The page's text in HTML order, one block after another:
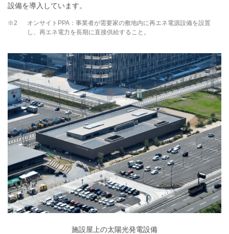
設備を導入しています。
※2
オンサイトPPA：事業者が需要家の敷地内に再エネ電源設備を設置
し、再エネ電力を長期に直接供給すること。
施設屋上の太陽光発電設備